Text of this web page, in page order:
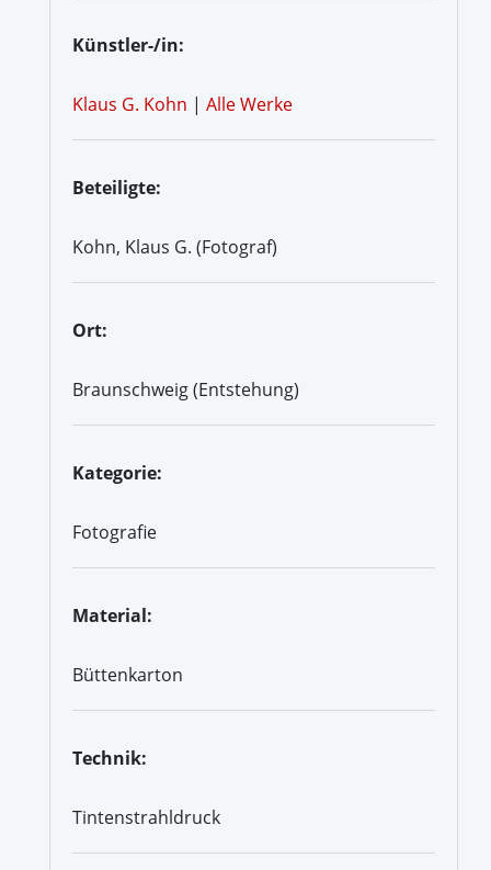
Künstler-/in:
Klaus G. Kohn | Alle Werke
Beteiligte:
Kohn, Klaus G. (Fotograf)
Ort:
Braunschweig (Entstehung)
Kategorie:
Fotografie
Material:
Büttenkarton
Technik:
Tintenstrahldruck